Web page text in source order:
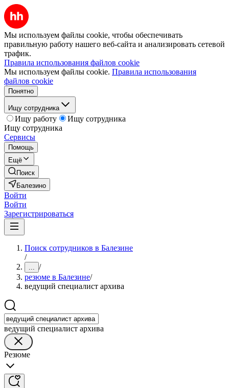
Мы используем файлы cookie, чтобы обеспечивать
правильную работу нашего веб-сайта и анализировать сетевой
трафик.
Правила использования файлов cookie
Мы используем файлы cookie. Правила использования
файлов cookie
Понятно
Ищу сотрудника
Ищу работу
Ищу сотрудника
Ищу сотрудника
Сервисы
Помощь
Ещё
Поиск
Балезино
Войти
Войти
Зарегистрироваться
Поиск сотрудников в Балезине
/
... /
резюме в Балезине/
ведущий специалист архива
ведущий специалист архива
Резюме